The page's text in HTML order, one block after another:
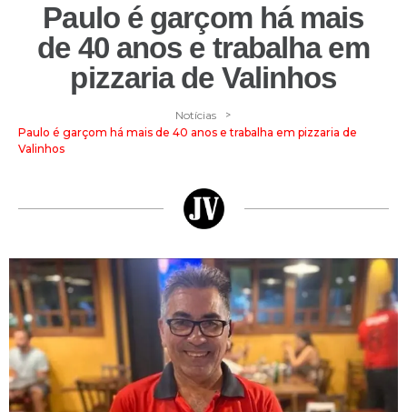
Paulo é garçom há mais
de 40 anos e trabalha em
pizzaria de Valinhos
Notícias >
Paulo é garçom há mais de 40 anos e trabalha em pizzaria de
Valinhos